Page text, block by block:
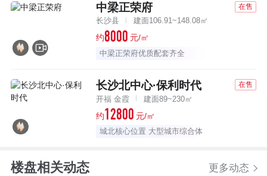
中梁正荣府 在售
长沙县 建面106.91~148.08㎡
约8000 元/㎡
中梁正荣府优质配套齐全
长沙北中心·保利时代 在售
开福 金霞 建面89~230㎡
约12800 元/㎡
城北核心位置 大型城市综合体
楼盘相关动态 更多动态